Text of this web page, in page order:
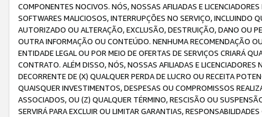
COMPONENTES NOCIVOS. NÓS, NOSSAS AFILIADAS E
SOFTWARES MALICIOSOS, INTERRUPÇÕES NO SERVIÇO, INCLUINDO
AUTORIZADO OU ALTERAÇÃO, EXCLUSÃO, DESTRUIÇÃO, DANO OU
OUTRA INFORMAÇÃO OU CONTEÚDO. NENHUMA RECOMENDAÇÃO
ENTIDADE LEGAL OU POR MEIO DE OFERTAS DE SERVIÇOS CRIARÁ
CONTRATO. ALÉM DISSO, NÓS, NOSSAS AFILIADAS E
DECORRENTE DE (X) QUALQUER PERDA DE LUCRO OU RECEITA
QUAISQUER INVESTIMENTOS, DESPESAS OU COMPROMISSOS
ASSOCIADOS, OU (Z) QUALQUER TÉRMINO, RESCISÃO OU
SERVIRÁ PARA EXCLUIR OU LIMITAR GARANTIAS,